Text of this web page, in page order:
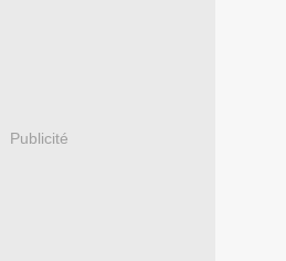
Publicité